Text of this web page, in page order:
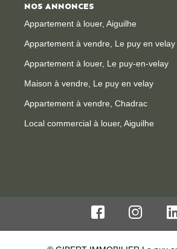
NOS ANNONCES
Appartement à louer, Aiguilhe
Appartement à vendre, Le puy en velay
Appartement à louer, Le puy-en-velay
Maison à vendre, Le puy en velay
Appartement à vendre, Chadrac
Local commercial à louer, Aiguilhe